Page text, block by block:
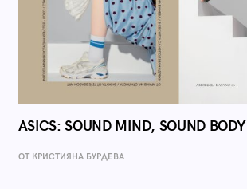
ASICS: SOUND MIND, SOUND BODY
ОТ КРИСТИЯНА БУРДЕВА